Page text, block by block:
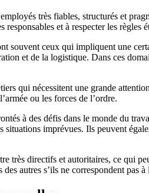
très fiables, structurés et
et à respecter les
souvent ceux qui impliquent une
et de la logistique. Dans ces
qui nécessitent une grande
ou les forces de l’ordre.
à des défis dans le monde du
imprévues. Ils peuvent
très directifs et autoritaires, ce qui
autres s’ils ne correspondent